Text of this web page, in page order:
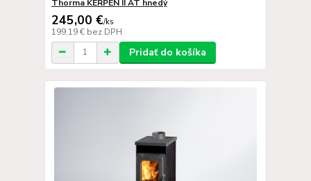
Thorma KERPEN II AT hnedý
245,00 €/ks
199,19 € bez DPH
Pridať do košíka